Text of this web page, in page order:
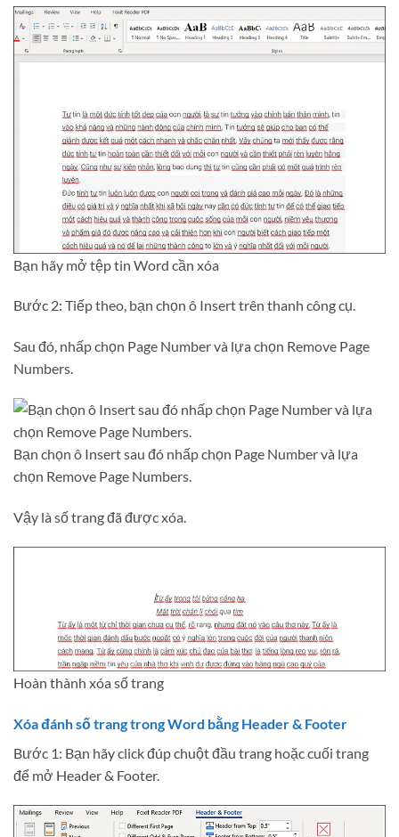
Bạn hãy mở tệp tin Word cần xóa
Bước 2: Tiếp theo, bạn chọn ô Insert trên thanh công cụ.
Sau đó, nhấp chọn Page Number và lựa chọn Remove Page
Numbers.
Bạn chọn ô Insert sau đó nhấp chọn Page Number và lựa
chọn Remove Page Numbers.
Vậy là số trang đã được xóa.
Hoàn thành xóa số trang
Xóa đánh số trang trong Word bằng Header & Footer
Bước 1: Bạn hãy click đúp chuột đầu trang hoặc cuối trang
để mở Header & Footer.